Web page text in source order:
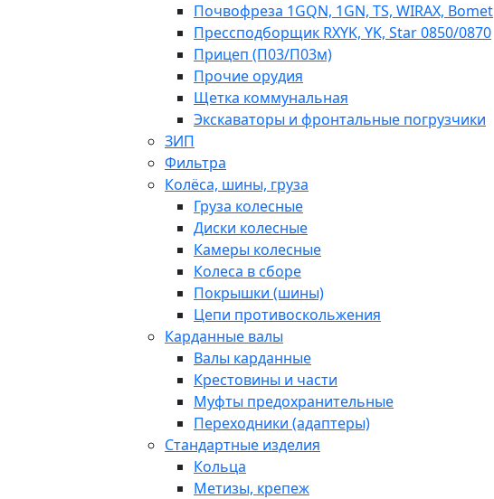
Почвофреза 1GQN, 1GN, TS, WIRAX, Bomet
Прессподборщик RXYK, YK, Star 0850/0870
Прицеп (П03/П03м)
Прочие орудия
Щетка коммунальная
Экскаваторы и фронтальные погрузчики
ЗИП
Фильтра
Колёса, шины, груза
Груза колесные
Диски колесные
Камеры колесные
Колеса в сборе
Покрышки (шины)
Цепи противоскольжения
Карданные валы
Валы карданные
Крестовины и части
Муфты предохранительные
Переходники (адаптеры)
Стандартные изделия
Кольца
Метизы, крепеж